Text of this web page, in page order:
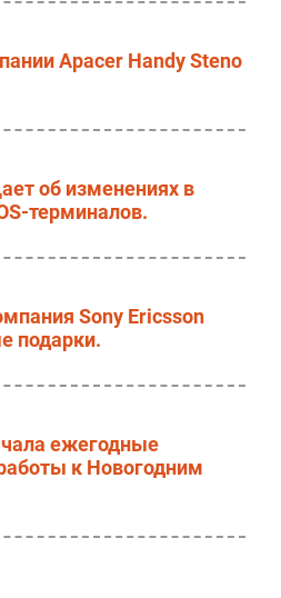
Apacer Handy Steno
об изменениях в
терминалов.
Sony Ericsson
подарки.
ежегодные
к Новогодним